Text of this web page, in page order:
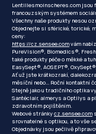
Lentillesmoinscheres.com jsou
francouzským systémem
Všechny naše produkty nesou
Objednejte si sférické, torické,
ceny:
https://cz.sensee.comvám
PureVision®, Biomedics®,
také produkty péče o měkké a
EasySept®, AOSEPT®,
Ať už jste krátkozrakí,
měsíční nebo... Roční kontaktní
Stejně jako u tradičního optika
Santéclair, almerys a Optilys a
zdravotním pojištěním.
Webové stránkycz.sensee.com
srovnatelné s optikou, a to vše
Objednávky jsou pečlivě